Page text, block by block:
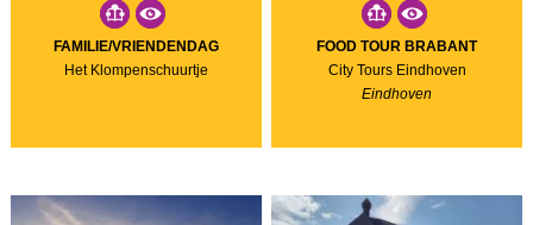
FAMILIE/VRIENDENDAG
Het Klompenschuurtje
FOOD TOUR BRABANT
City Tours Eindhoven
Eindhoven